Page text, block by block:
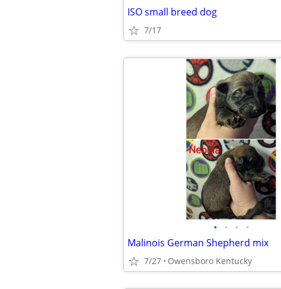
ISO small breed dog
7/17
• • • •
Malinois German Shepherd mix
7/27 Owensboro Kentucky